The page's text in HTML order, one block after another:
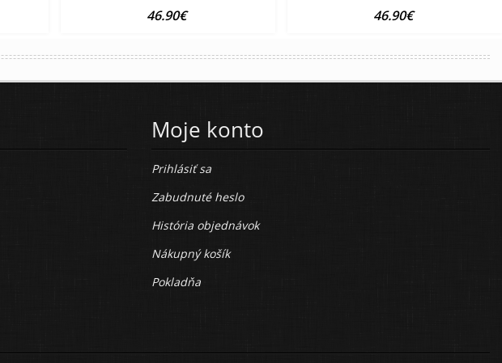
46.90€ 46.90€
Moje konto
Prihlásiť sa
Zabudnuté heslo
História objednávok
Nákupný košík
Pokladňa